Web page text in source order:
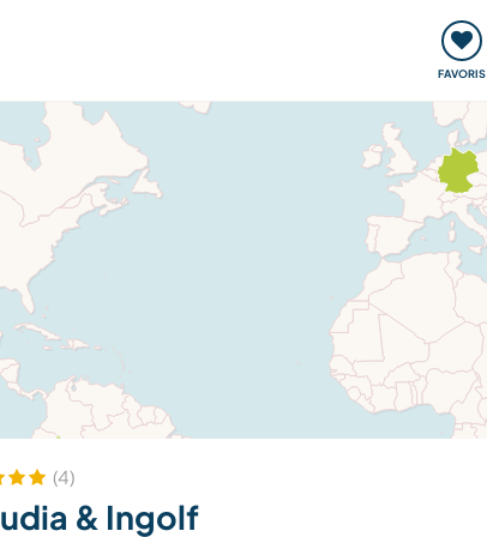
FAVORIS
Voyager, apprendre
(4)
& Ingolf